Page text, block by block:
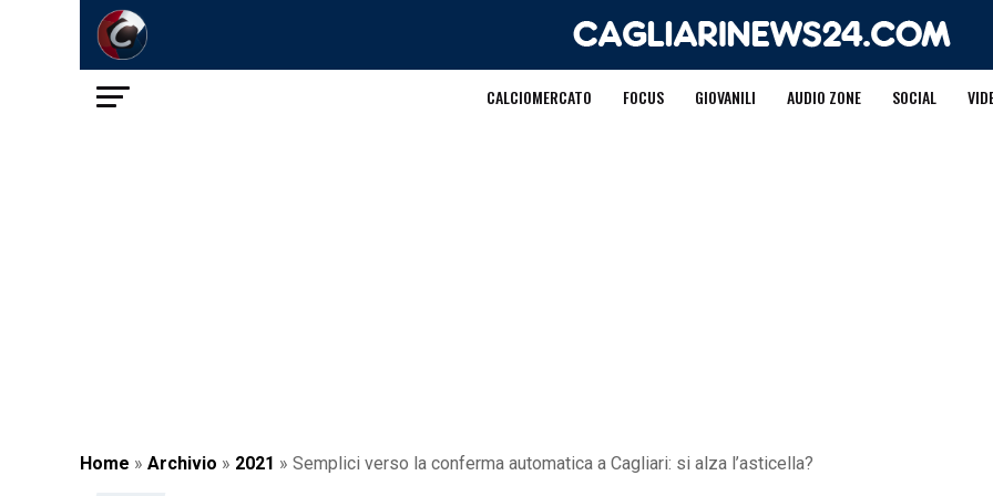
CALCIOMERCATO FOCUS GIOVANILI AUDIO ZONE SOCIAL
Home » Archivio » 2021 » Semplici verso la conferma automatica a Cagliari: si alza l’asticella?